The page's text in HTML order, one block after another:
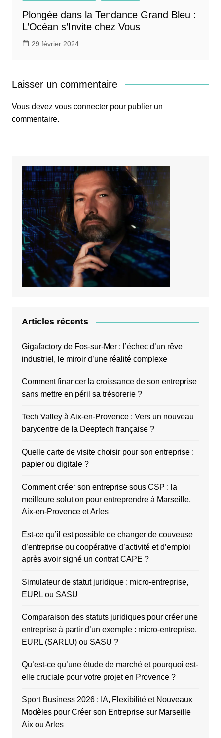
Plongée dans la Tendance Grand Bleu :
L’Océan s’Invite chez Vous
29 février 2024
Laisser un commentaire
Vous devez vous connecterpour publier un
commentaire.
Articles récents
Gigafactory de Fos-sur-Mer : l’échec d’un rêve
industriel, le miroir d’une réalité complexe
Comment financer la croissance de son entreprise
sans mettre en péril sa trésorerie ?
Tech Valley à Aix-en-Provence : Vers un nouveau
barycentre de la Deeptech française ?
Quelle carte de visite choisir pour son entreprise :
papier ou digitale ?
Comment créer son entreprise sous CSP : la
meilleure solution pour entreprendre à Marseille,
Aix-en-Provence et Arles
Est-ce qu’il est possible de changer de couveuse
d’entreprise ou coopérative d’activité et d’emploi
après avoir signé un contrat CAPE ?
Simulateur de statut juridique : micro-entreprise,
EURL ou SASU
Comparaison des statuts juridiques pour créer une
entreprise à partir d’un exemple : micro-entreprise,
EURL (SARLU) ou SASU ?
Qu’est-ce qu’une étude de marché et pourquoi est-
elle cruciale pour votre projet en Provence ?
Sport Business 2026 : IA, Flexibilité et Nouveaux
Modèles pour Créer son Entreprise sur Marseille
Aix ou Arles